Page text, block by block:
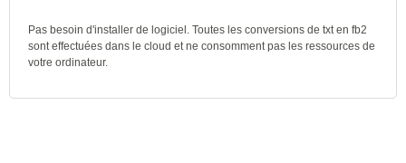
Pas besoin d'installer de logiciel. Toutes les conversions de txt en fb2
sont effectuées dans le cloud et ne consomment pas les ressources de
votre ordinateur.